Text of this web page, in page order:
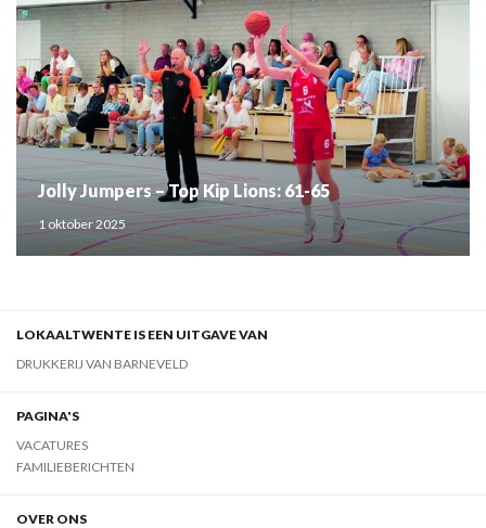
Jolly Jumpers – Top Kip Lions: 61-65
1 oktober 2025
LOKAALTWENTE IS EEN UITGAVE VAN
DRUKKERIJ VAN BARNEVELD
PAGINA'S
VACATURES
FAMILIEBERICHTEN
OVER ONS